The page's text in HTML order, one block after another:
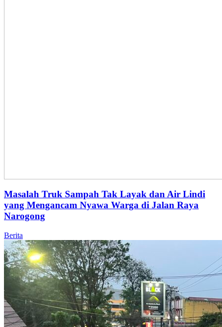
Masalah Truk Sampah Tak Layak dan Air Lindi
yang Mengancam Nyawa Warga di Jalan Raya
Narogong
Berita